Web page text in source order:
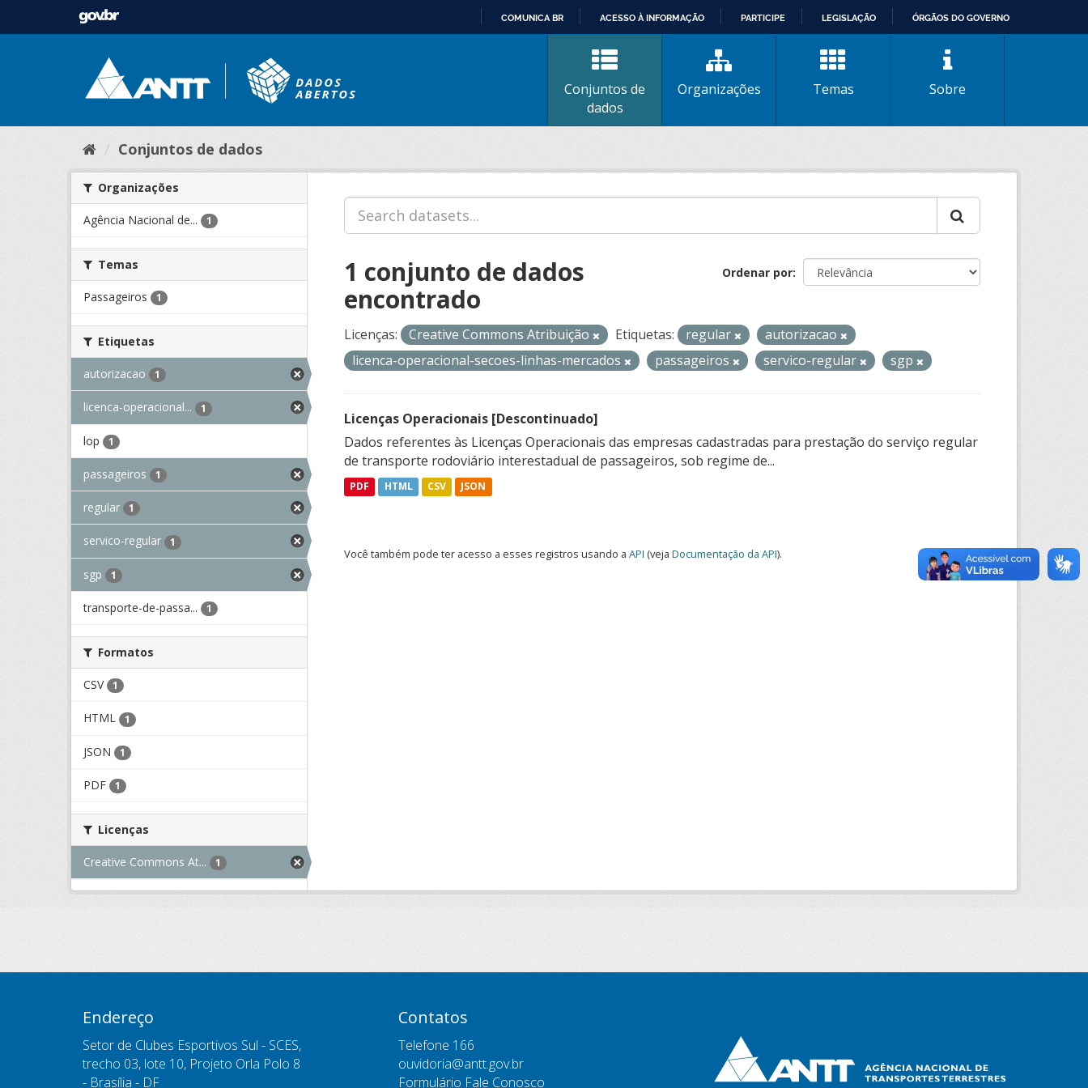
CONTEÚDO
COMUNICA BR ACESSO À INFORMAÇÃO PARTICIPE LEGISLAÇÃO ÓRGÃOS DO GOVERNO
Conjuntos de
dados
Organizações Temas Sobre
Conjuntos de dados
Organizações
Agência Nacional de... 1
Temas
Passageiros 1
Etiquetas
autorizacao 1
licenca-operacional... 1
lop 1
passageiros 1
regular 1
servico-regular 1
sgp 1
transporte-de-passa... 1
Formatos
CSV 1
HTML 1
JSON 1
PDF 1
Licenças
Creative Commons At... 1
Ordenar por
1 conjunto de dados
encontrado
Licenças: Creative Commons Atribuição Etiquetas: regular
autorizacao
licenca-operacional-secoes-linhas-mercados
passageiros servico-regular sgp
Licenças Operacionais [Descontinuado]
Dados referentes às Licenças Operacionais das empresas cadastradas para prestação do serviço regular
de transporte rodoviário interestadual de passageiros, sob regime de...
PDF HTML CSV JSON
Você também pode ter acesso a esses registros usando a API (veja Documentação da API).
Endereço
Setor de Clubes Esportivos Sul - SCES,
trecho 03, lote 10, Projeto Orla Polo 8
- Brasília - DF
Contatos
Telefone 166
ouvidoria@antt.gov.br
Formulário Fale Conosco